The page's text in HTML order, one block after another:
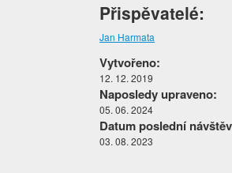
Přispěvatelé:
Jan Harmata
Vytvořeno:
12. 12. 2019
Naposledy upraveno:
05. 06. 2024
Datum poslední
03. 08. 2023